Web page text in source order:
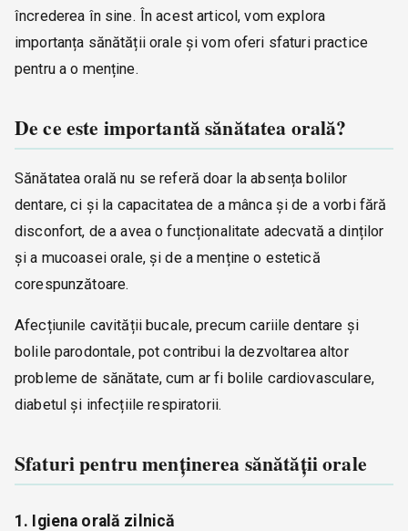
încrederea în sine. În acest articol, vom explora
importanța sănătății orale și vom oferi sfaturi practice
pentru a o menține.
De ce este importantă sănătatea orală?
Sănătatea orală nu se referă doar la absența bolilor
dentare, ci și la capacitatea de a mânca și de a vorbi fără
disconfort, de a avea o funcționalitate adecvată a dinților
și a mucoasei orale, și de a menține o estetică
corespunzătoare.
Afecțiunile cavității bucale, precum cariile dentare și
bolile parodontale, pot contribui la dezvoltarea altor
probleme de sănătate, cum ar fi bolile cardiovasculare,
diabetul și infecțiile respiratorii.
Sfaturi pentru menținerea sănătății orale
1. Igiena orală zilnică